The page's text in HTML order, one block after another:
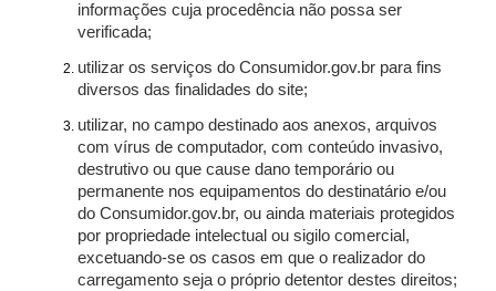
informações cuja procedência não possa ser
verificada;
utilizar os serviços do Consumidor.gov.br para fins
diversos das finalidades do site;
utilizar, no campo destinado aos anexos, arquivos
com vírus de computador, com conteúdo invasivo,
destrutivo ou que cause dano temporário ou
permanente nos equipamentos do destinatário e/ou
do Consumidor.gov.br, ou ainda materiais protegidos
por propriedade intelectual ou sigilo comercial,
excetuando-se os casos em que o realizador do
carregamento seja o próprio detentor destes direitos;